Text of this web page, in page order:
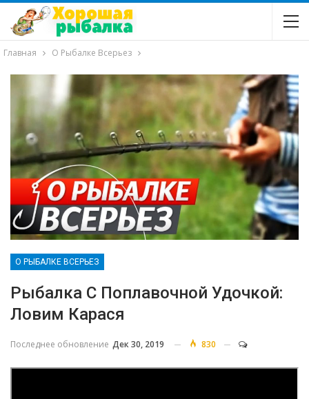
Главная О Рыбалке Всерьез
О РЫБАЛКЕ ВСЕРЬЕЗ
Рыбалка С Поплавочной Удочкой:
Ловим Карася
Последнее обновление Дек 30, 2019 830